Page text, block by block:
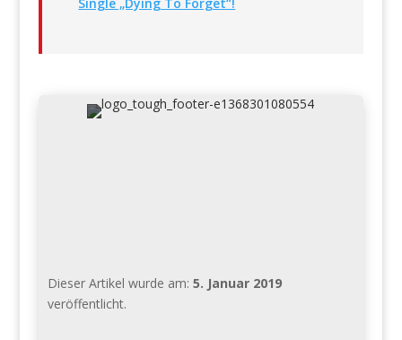
Dieser Artikel wurde am: 5. Januar 2019
veröffentlicht.